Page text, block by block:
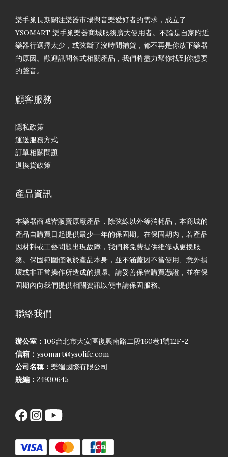
樂手巢長期關注樂器市場與音樂愛好者的需求，成立了
YSOMART 樂手巢樂器商城服務廣大使用者。不論是自家附近
樂器行選擇太少，或弦斷了沒時間補貨，都不再是你放下樂器
的原因。歡迎訊問各式相關產品，我們將盡力幫你找到你想要
的聲音。
顧客服務
隱私政策
運送服務方式
訂單相關問題
退換貨政策
產品資訊
本樂器商城皆販賣原廠產品，除弦線以外等消耗品，本商城的
產品自購買日起提供最少一年的保固期。在保固期內，若產品
因材料或工藝問題出現故障，我們將免費提供維修或更換服
務。保固範圍僅限於產品本身，並不涵蓋因不當使用、意外損
壞或非正常操作所造成的損壞。請妥善保管購買憑證，並在保
固期內向我們提供相關資訊以便申請保固服務。
聯絡我們
辦公室： 106台北市大安區復興南路二段160巷1號12F-2
信箱： ysomart@ysolife.com
公司名稱： 樂端國際有限公司
統編： 24930645